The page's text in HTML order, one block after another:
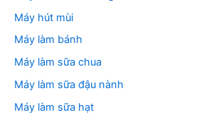
Máy hút mùi
Máy làm bánh
Máy làm sữa chua
Máy làm sữa đậu nành
Máy làm sữa hạt